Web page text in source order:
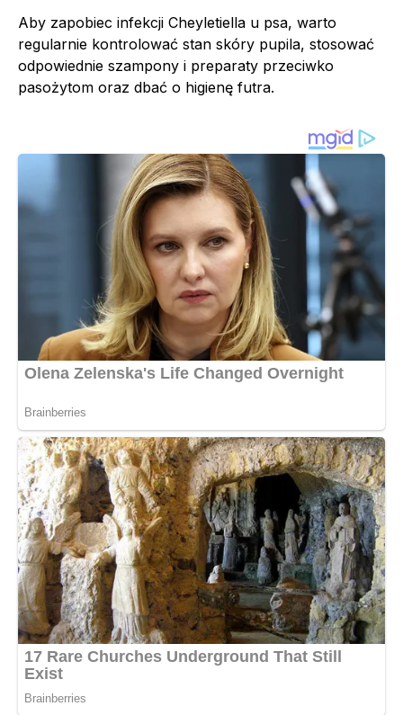
Aby zapobiec infekcji Cheyletiella u psa, warto
regularnie kontrolować stan skóry pupila, stosować
odpowiednie szampony i preparaty przeciwko
pasożytom oraz dbać o higienę futra.